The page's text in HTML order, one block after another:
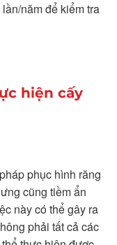
năm để kiểm tra
hiện cấy
phục hình răng
cũng tiềm ẩn
này có thể gây ra
phải tất cả các